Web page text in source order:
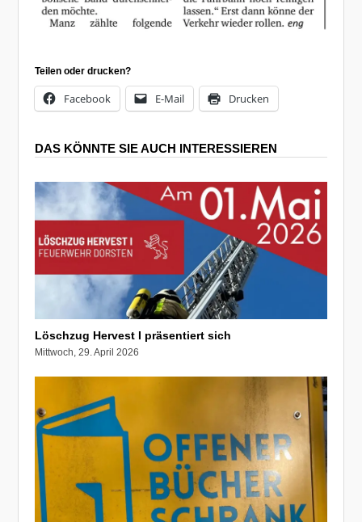
Teilen oder drucken?
Facebook E-Mail Drucken
DAS KÖNNTE SIE AUCH INTERESSIEREN
Löschzug Hervest I präsentiert sich
Mittwoch, 29. April 2026